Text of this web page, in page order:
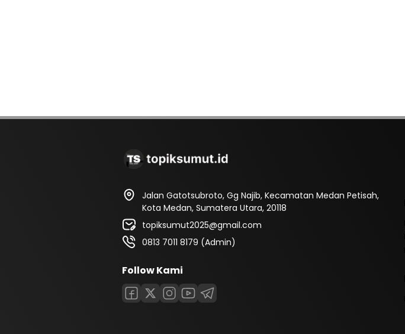
Jalan Gatotsubroto, Gg Najib, Kecamatan Medan Petisah,
Kota Medan, Sumatera Utara, 20118
topiksumut2025@gmail.com
0813 7011 8179 (Admin)
Follow Kami